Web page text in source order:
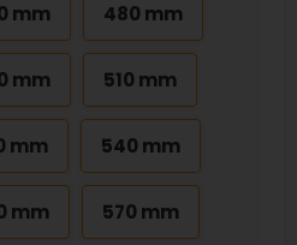
mm 480 mm
mm 510 mm
mm 540 mm
mm 570 mm